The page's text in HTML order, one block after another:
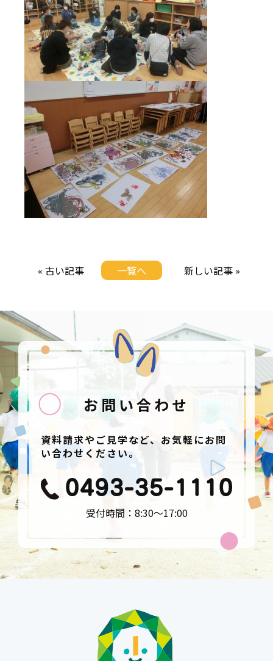
« 古い記事 一覧へ 新しい記事 »
お問い合わせ
資料請求やご見学など、お気軽にお問
い合わせください。
受付時間：8:30〜17:00